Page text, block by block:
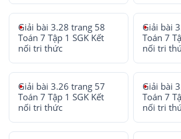
Giải bài 3.28 trang 58
Toán 7 Tập 1 SGK Kết
nối tri thức
Giải bài
Toán 7
nối tri
Giải bài 3.26 trang 57
Toán 7 Tập 1 SGK Kết
nối tri thức
Giải bài
Toán 7
nối tri